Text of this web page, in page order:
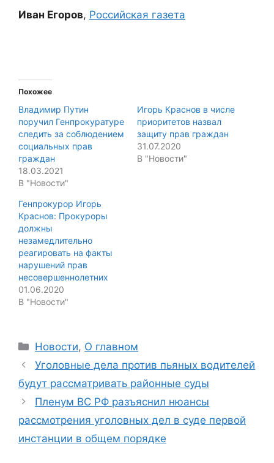
Иван Егоров, Российская газета
Похожее
Владимир Путин
поручил Генпрокуратуре
следить за соблюдением
социальных прав
граждан
18.03.2021
В "Новости"
Игорь Краснов в числе
приоритетов назвал
защиту прав граждан
31.07.2020
В "Новости"
Генпрокурор Игорь
Краснов: Прокуроры
должны
незамедлительно
реагировать на факты
нарушений прав
несовершеннолетних
01.06.2020
В "Новости"
Categories
Новости, О главном
Уголовные дела против пьяных водителей
будут рассматривать районные суды
Пленум ВС РФ разъяснил нюансы
рассмотрения уголовных дел в суде первой
инстанции в общем порядке